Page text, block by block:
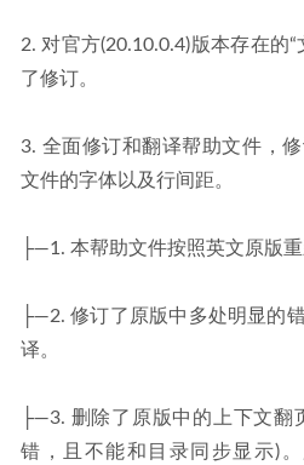
2. 对官方(20.10.0.4)版本存在的
了修订。
3. 全面修订和翻译帮助文件，
文件的字体以及行间距。
├—1. 本帮助文件按照英文原版
├—2. 修订了原版中多处明显的
译。
├—3. 删除了原版中的上下文翻
错，且不能和目录同步显示)